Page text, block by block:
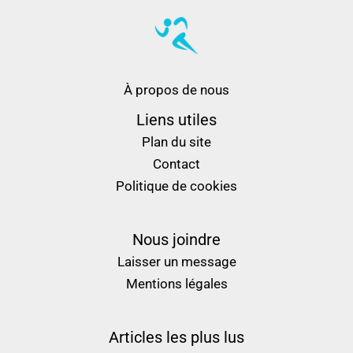
À propos de nous
Liens utiles
Plan du site
Contact
Politique de cookies
Nous joindre
Laisser un message
Mentions légales
Articles les plus lus